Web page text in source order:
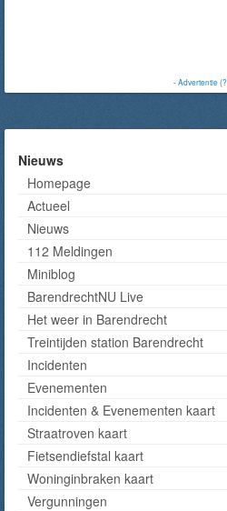
-Advertentie
Nieuws
Homepage
Actueel
Nieuws
112 Meldingen
Miniblog
BarendrechtNU Live
Het weer in Barendrecht
Treintijden station Barendrecht
Incidenten
Evenementen
Incidenten & Evenementen kaart
Straatroven kaart
Fietsendiefstal kaart
Woninginbraken kaart
Vergunningen